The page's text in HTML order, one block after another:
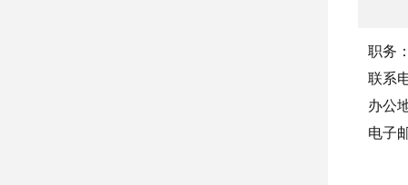
职务
联系
办公
电子